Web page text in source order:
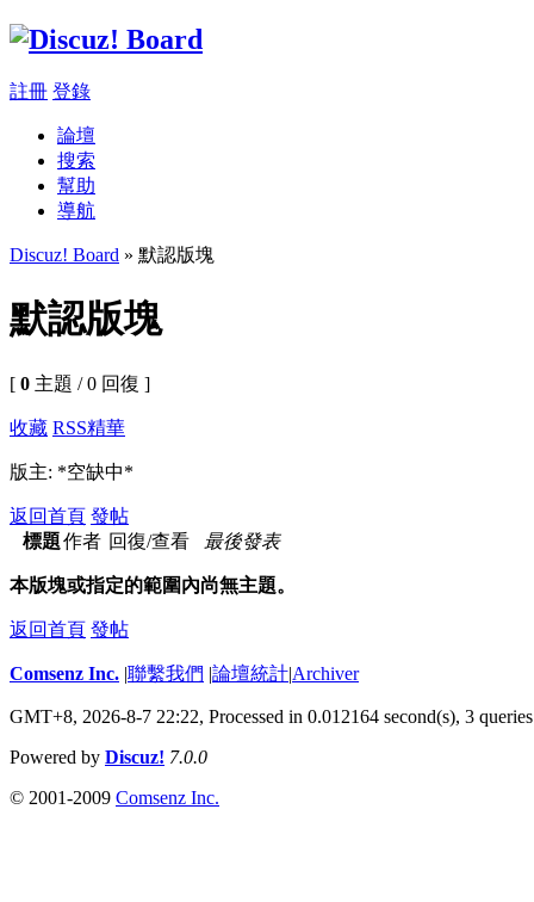
註冊 登錄
論壇
搜索
幫助
導航
Discuz! Board » 默認版塊
默認版塊
[ 0 主題 / 0 回復 ]
收藏 RSS精華
版主: *空缺中*
返回首頁 發帖
標題作者 回復/查看 最後發表
本版塊或指定的範圍內尚無主題。
返回首頁 發帖
Comsenz Inc. |聯繫我們 |論壇統計|Archiver
GMT+8, 2026-8-7 22:22, Processed in 0.012164 second(s), 3 queries
Powered by Discuz! 7.0.0
© 2001-2009 Comsenz Inc.